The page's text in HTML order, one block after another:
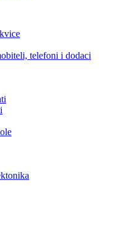
telefoni i dodaci